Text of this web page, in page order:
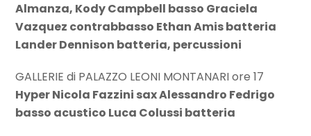
Almanza, Kody Campbell basso Graciela
Vazquez contrabbasso Ethan Amis batteria
Lander Dennison batteria, percussioni
GALLERIE di PALAZZO LEONI MONTANARI ore 17
Hyper Nicola Fazzini sax Alessandro Fedrigo
basso acustico Luca Colussi batteria